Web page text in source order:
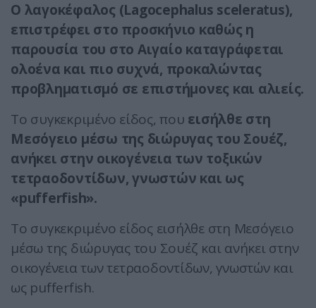
Ο λαγοκέφαλος (Lagocephalus sceleratus),
επιστρέφει στο προσκήνιο καθώς η
παρουσία του στο Αιγαίο καταγράφεται
ολοένα και πιο συχνά, προκαλώντας
προβληματισμό σε επιστήμονες και αλιείς.
Το συγκεκριμένο είδος, που εισήλθε στη
Μεσόγειο μέσω της διώρυγας του Σουέζ,
ανήκει στην οικογένεια των τοξικών
τετραοδοντίδων, γνωστών και ως
«pufferfish».
Το συγκεκριμένο είδος εισήλθε στη Μεσόγειο
μέσω της διώρυγας του Σουέζ και ανήκει στην
οικογένεια των τετραοδοντίδων, γνωστών και
ως pufferfish.